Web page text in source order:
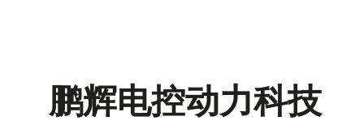
鹏辉电控动力科技